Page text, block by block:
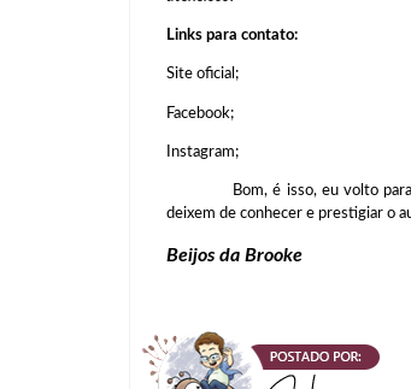
Links para contato:
Site oficial;
Facebook;
Instagram;
Bom, é isso, eu volto para
deixem de conhecer e prestigiar o
Beijos da Brooke